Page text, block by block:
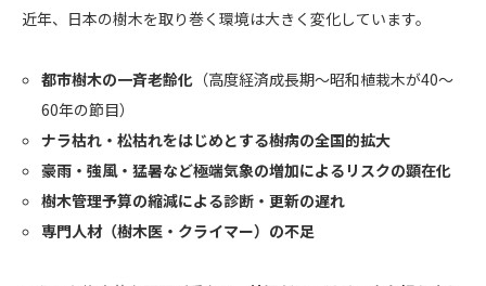
近年、日本の樹木を取り巻く環境は大きく変化しています。
都市樹木の一斉老齢化 （高度経済成長期〜昭和植栽木が40〜
60年の節目）
ナラ枯れ・松枯れをはじめとする樹病の全国的拡大
豪雨・強風・猛暑など極端気象の増加によるリスクの顕在化
樹木管理予算の縮減による診断・更新の遅れ
専門人材（樹木医・クライマー）の不足